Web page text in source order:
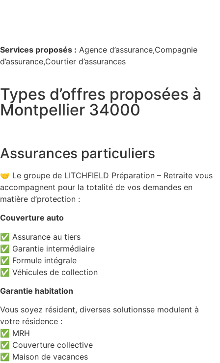
Services proposés : Agence d’assurance,Compagnie
d’assurance,Courtier d’assurances
Types d’offres proposées à
Montpellier 34000
Assurances particuliers
🤝 Le groupe de LITCHFIELD Préparation – Retraite vous
accompagnent pour la totalité de vos demandes en
matière d’protection :
Couverture auto
✅ Assurance au tiers
✅ Garantie intermédiaire
✅ Formule intégrale
✅ Véhicules de collection
Garantie habitation
Vous soyez résident, diverses solutionsse modulent à
votre résidence :
✅ MRH
✅ Couverture collective
✅ Maison de vacances